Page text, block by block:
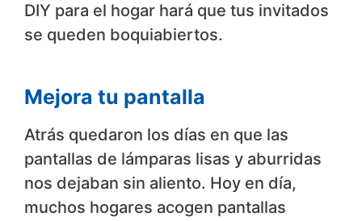
DIY para el hogar hará que tus invitados
se queden boquiabiertos.
Mejora tu pantalla
Atrás quedaron los días en que las
pantallas de lámparas lisas y aburridas
nos dejaban sin aliento. Hoy en día,
muchos hogares acogen pantallas